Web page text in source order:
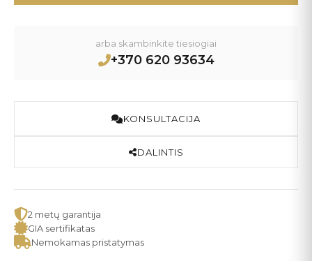
arba skambinkite tiesiogiai
+370 620 93634
KONSULTACIJA
DALINTIS
2 metų garantija
GIA sertifikatas
Nemokamas pristatymas